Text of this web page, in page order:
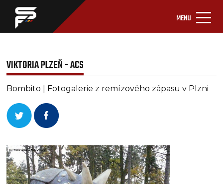
MENU
VIKTORIA PLZEŇ - ACS
Bombito | Fotogalerie z remízového zápasu v Plzni